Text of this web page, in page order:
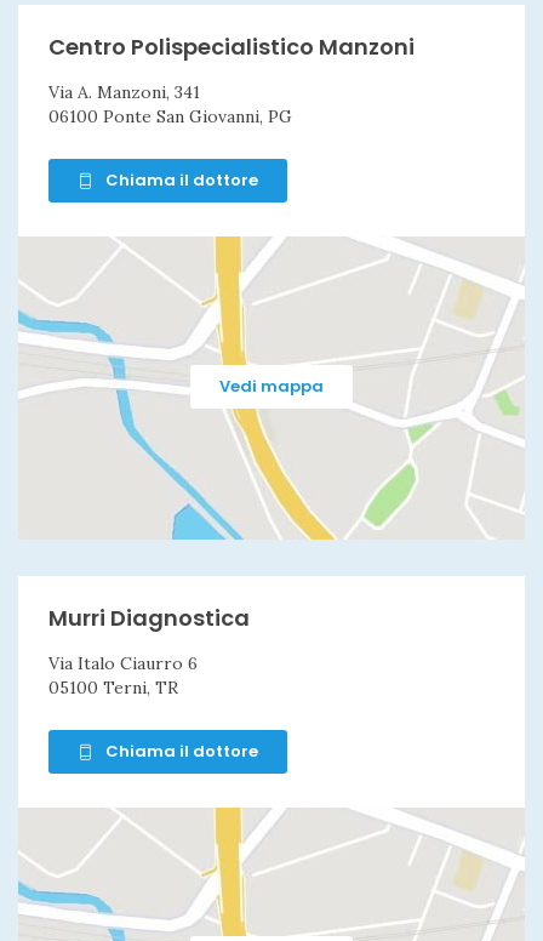
Centro Polispecialistico Manzoni
Via A. Manzoni, 341
06100 Ponte San Giovanni, PG
Chiama il dottore
Vedi mappa
Murri Diagnostica
Via Italo Ciaurro 6
05100 Terni, TR
Chiama il dottore